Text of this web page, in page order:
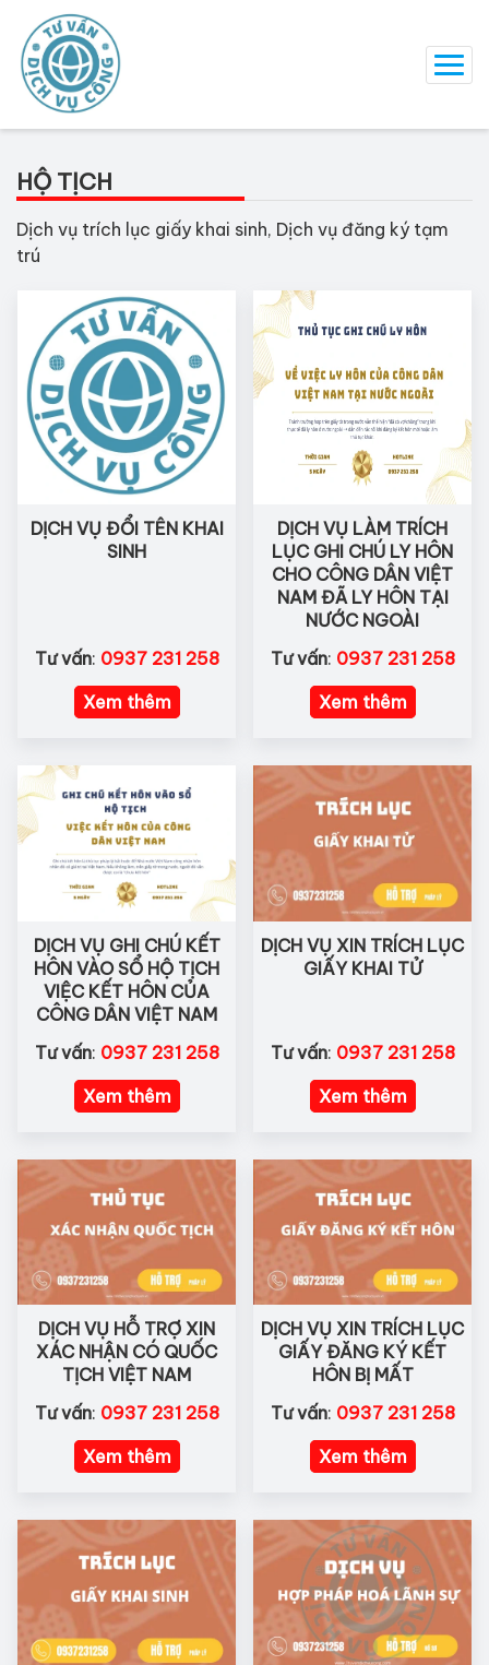
HỘ TỊCH
Dịch vụ trích lục giấy khai sinh, Dịch vụ đăng ký tạm
trú
DỊCH VỤ ĐỔI TÊN KHAI
SINH
Tư vấn: 0937 231 258
Xem thêm
DỊCH VỤ LÀM TRÍCH
LỤC GHI CHÚ LY HÔN
CHO CÔNG DÂN VIỆT
NAM ĐÃ LY HÔN TẠI
NƯỚC NGOÀI
Tư vấn: 0937 231 258
Xem thêm
DỊCH VỤ GHI CHÚ KẾT
HÔN VÀO SỔ HỘ TỊCH
VIỆC KẾT HÔN CỦA
CÔNG DÂN VIỆT NAM
Tư vấn: 0937 231 258
Xem thêm
DỊCH VỤ XIN TRÍCH LỤC
GIẤY KHAI TỬ
Tư vấn: 0937 231 258
Xem thêm
DỊCH VỤ HỖ TRỢ XIN
XÁC NHẬN CÓ QUỐC
TỊCH VIỆT NAM
Tư vấn: 0937 231 258
Xem thêm
DỊCH VỤ XIN TRÍCH LỤC
GIẤY ĐĂNG KÝ KẾT
HÔN BỊ MẤT
Tư vấn: 0937 231 258
Xem thêm